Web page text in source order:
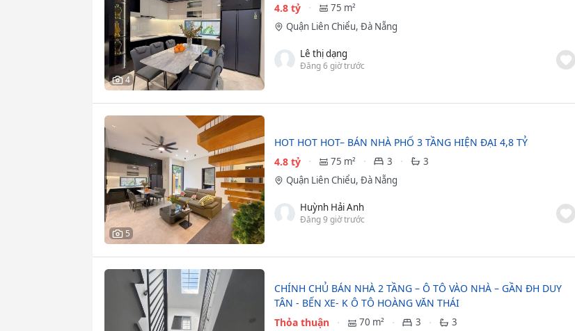
4
4.8 tỷ
75 m²
Quận Liên Chiểu, Đà Nẵng
Lê thị dạng
Đăng 6 giờ trước
5
HOT HOT HOT– BÁN NHÀ PHỐ 3 TẦNG HIỆN ĐẠI 4,8 TỶ
4.8 tỷ
75 m² 3
3
Quận Liên Chiểu, Đà Nẵng
Huỳnh Hải Anh
Đăng 9 giờ trước
CHÍNH CHỦ BÁN NHÀ 2 TẦNG – Ô TÔ VÀO NHÀ – GẦN ĐH DUY
TÂN - BẾN XE- K Ô TÔ HOÀNG VĂN THÁI
Thỏa thuận
70 m² 3
3